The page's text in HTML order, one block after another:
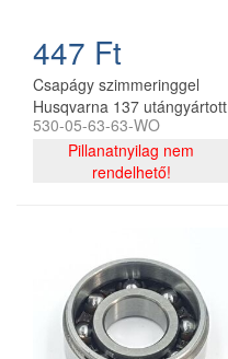
447 Ft
Csapágy szimmeringgel
Husqvarna 137 utángyártott
530-05-63-63-WO
Pillanatnyilag nem
rendelhető!